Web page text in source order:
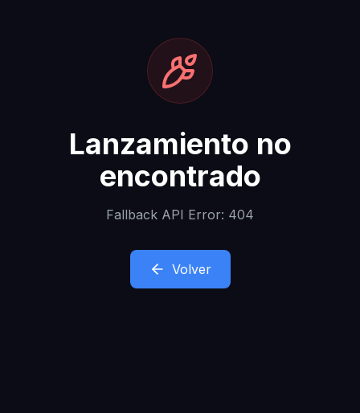
Lanzamiento no
encontrado
Fallback API Error: 404
Volver